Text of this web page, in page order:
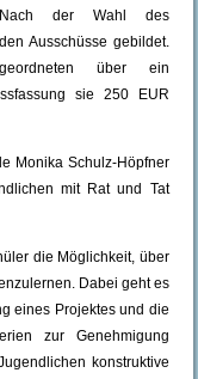
Nach der Wahl des
Ausschüsse gebildet.
über ein
sie 250 EUR
Monika Schulz-Höpfner
mit Rat und Tat
die Möglichkeit, über
Dabei geht es
eines Projektes und die
zur Genehmigung
konstruktive